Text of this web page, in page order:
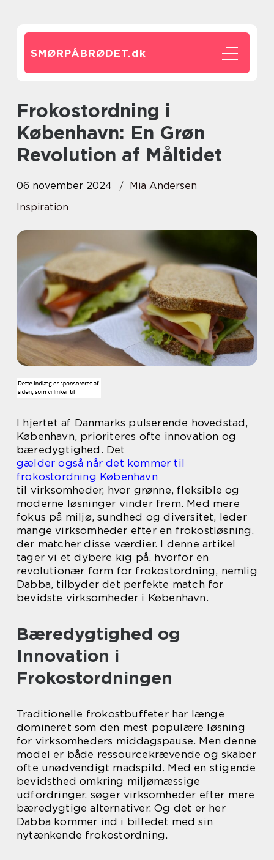
SMØRPÅBRØDET.dk
Frokostordning i
København: En Grøn
Revolution af Måltidet
06 november 2024
Mia Andersen
Inspiration
I hjertet af Danmarks pulserende hovedstad,
København, prioriteres ofte innovation og
bæredygtighed. Det
gælder også når det kommer til
frokostordning København
til virksomheder, hvor grønne, fleksible og
moderne løsninger vinder frem. Med mere
fokus på miljø, sundhed og diversitet, leder
mange virksomheder efter en frokostløsning,
der matcher disse værdier. I denne artikel
tager vi et dybere kig på, hvorfor en
revolutionær form for frokostordning, nemlig
Dabba, tilbyder det perfekte match for
bevidste virksomheder i København.
Bæredygtighed og
Innovation i
Frokostordningen
Traditionelle frokostbuffeter har længe
domineret som den mest populære løsning
for virksomheders middagspause. Men denne
model er både ressourcekrævende og skaber
ofte unødvendigt madspild. Med en stigende
bevidsthed omkring miljømæssige
udfordringer, søger virksomheder efter mere
bæredygtige alternativer. Og det er her
Dabba kommer ind i billedet med sin
nytænkende frokostordning.